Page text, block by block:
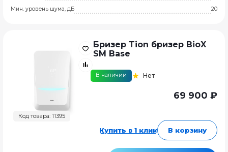
Мин. уровень шума, дБ
20
Код товара: 11395
Бризер Tion бризер BioX
SM Base
В наличии Нет
69 900 ₽
Купить в 1 клик В корзину